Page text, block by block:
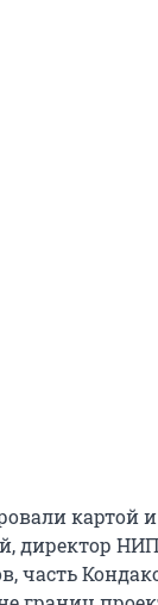
картой
директор
часть